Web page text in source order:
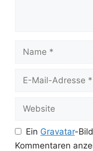
Name
Website
Ein Gravatar-
Kommentaren